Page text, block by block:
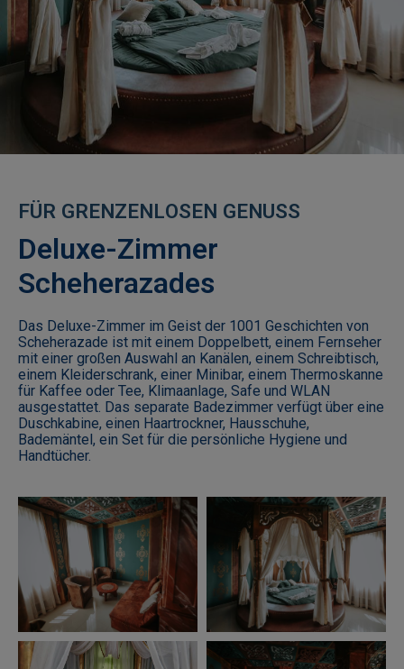
FÜR GRENZENLOSEN GENUSS
Deluxe-Zimmer
Scheherazades
Das Deluxe-Zimmer im Geist der 1001 Geschichten von
Scheherazade ist mit einem Doppelbett, einem Fernseher
mit einer großen Auswahl an Kanälen, einem Schreibtisch,
einem Kleiderschrank, einer Minibar, einem Thermoskanne
für Kaffee oder Tee, Klimaanlage, Safe und WLAN
ausgestattet. Das separate Badezimmer verfügt über eine
Duschkabine, einen Haartrockner, Hausschuhe,
Bademäntel, ein Set für die persönliche Hygiene und
Handtücher.
Kinder
3-10
Jahre
Arbeitsstunden
-
20:00​